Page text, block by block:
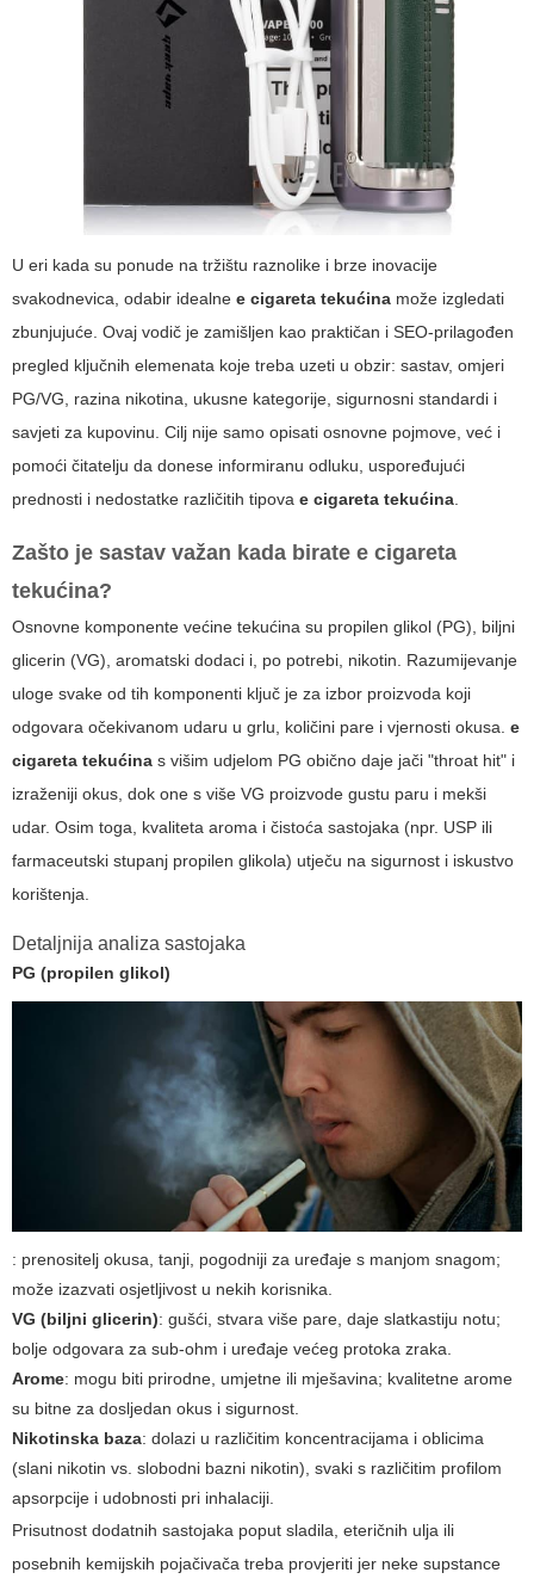
U eri kada su ponude na tržištu raznolike i brze inovacije
svakodnevica, odabir idealne e cigareta tekućina može izgledati
zbunjujuće. Ovaj vodič je zamišljen kao praktičan i SEO-prilagođen
pregled ključnih elemenata koje treba uzeti u obzir: sastav, omjeri
PG/VG, razina nikotina, ukusne kategorije, sigurnosni standardi i
savjeti za kupovinu. Cilj nije samo opisati osnovne pojmove, već i
pomoći čitatelju da donese informiranu odluku, uspoređujući
prednosti i nedostatke različitih tipova e cigareta tekućina.
Zašto je sastav važan kada birate e cigareta
tekućina?
Osnovne komponente većine tekućina su propilen glikol (PG), biljni
glicerin (VG), aromatski dodaci i, po potrebi, nikotin. Razumijevanje
uloge svake od tih komponenti ključ je za izbor proizvoda koji
odgovara očekivanom udaru u grlu, količini pare i vjernosti okusa. e
cigareta tekućina s višim udjelom PG obično daje jači "throat hit" i
izraženiji okus, dok one s više VG proizvode gustu paru i mekši
udar. Osim toga, kvaliteta aroma i čistoća sastojaka (npr. USP ili
farmaceutski stupanj propilen glikola) utječu na sigurnost i iskustvo
korištenja.
Detaljnija analiza sastojaka
PG (propilen glikol)
: prenositelj okusa, tanji, pogodniji za uređaje s manjom snagom;
može izazvati osjetljivost u nekih korisnika.
VG (biljni glicerin): gušći, stvara više pare, daje slatkastiju notu;
bolje odgovara za sub-ohm i uređaje većeg protoka zraka.
Arome: mogu biti prirodne, umjetne ili mješavina; kvalitetne arome
su bitne za dosljedan okus i sigurnost.
Nikotinska baza: dolazi u različitim koncentracijama i oblicima
(slani nikotin vs. slobodni bazni nikotin), svaki s različitim profilom
apsorpcije i udobnosti pri inhalaciji.
Prisutnost dodatnih sastojaka poput sladila, eteričnih ulja ili
posebnih kemijskih pojačivača treba provjeriti jer neke supstance